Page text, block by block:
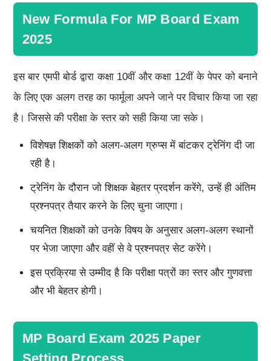
New Formula For MP Board Exam
2025
इस बार एमपी बोर्ड द्वारा कक्षा 10वीं और कक्षा 12वीं के पेपर को बनाने
के लिए एक अलग तरह का फार्मूला अपने जाने पर विचार किया जा रहा
है। जिससे की परीक्षा के स्तर को सही किया जा सके।
विशेषज्ञ शिक्षकों को अलग-अलग ग्रुप्स में बांटकर ट्रेनिंग दी जा
रही है।
ट्रेनिंग के दौरान जो शिक्षक बेहतर प्रदर्शन करेंगे, उन्हें ही अंतिम
प्रश्नपत्र तैयार करने के लिए चुना जाएगा।
चयनित शिक्षकों को उनके विषय के अनुसार अलग-अलग स्थानों
पर भेजा जाएगा और वहीं से वे प्रश्नपत्र सेट करेंगे।
इस प्रक्रिया से उम्मीद है कि परीक्षा पत्रों का स्तर और गुणवत्ता
और भी बेहतर होगी।
MP Board Exam 2025 Paper